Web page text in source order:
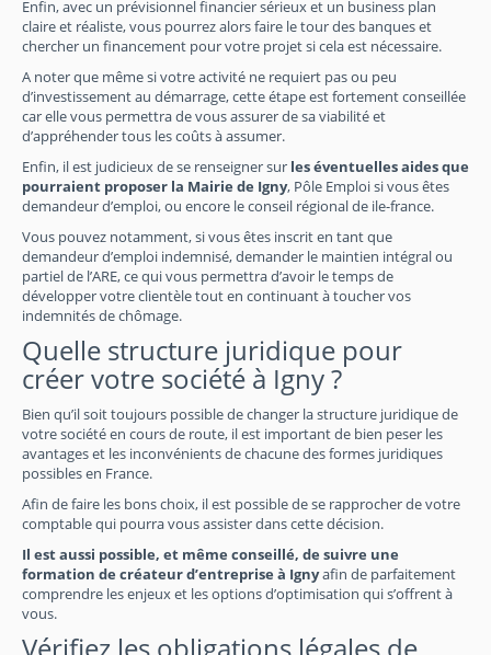
Enfin, avec un prévisionnel financier sérieux et un business plan
claire et réaliste, vous pourrez alors faire le tour des banques et
chercher un financement pour votre projet si cela est nécessaire.
A noter que même si votre activité ne requiert pas ou peu
d’investissement au démarrage, cette étape est fortement conseillée
car elle vous permettra de vous assurer de sa viabilité et
d’appréhender tous les coûts à assumer.
Enfin, il est judicieux de se renseigner sur les éventuelles aides que
pourraient proposer la Mairie de Igny, Pôle Emploi si vous êtes
demandeur d’emploi, ou encore le conseil régional de ile-france.
Vous pouvez notamment, si vous êtes inscrit en tant que
demandeur d’emploi indemnisé, demander le maintien intégral ou
partiel de l’ARE, ce qui vous permettra d’avoir le temps de
développer votre clientèle tout en continuant à toucher vos
indemnités de chômage.
Quelle structure juridique pour
créer votre société à Igny ?
Bien qu’il soit toujours possible de changer la structure juridique de
votre société en cours de route, il est important de bien peser les
avantages et les inconvénients de chacune des formes juridiques
possibles en France.
Afin de faire les bons choix, il est possible de se rapprocher de votre
comptable qui pourra vous assister dans cette décision.
Il est aussi possible, et même conseillé, de suivre une
formation de créateur d’entreprise à Ignyafin de parfaitement
comprendre les enjeux et les options d’optimisation qui s’offrent à
vous.
Vérifiez les obligations légales de